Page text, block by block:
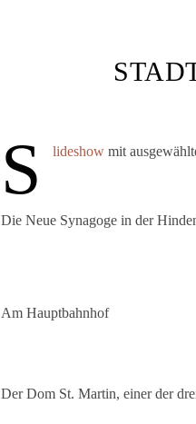
S lideshow mit
Die Neue Synagoge in der
Am Hauptbahnhof
Der Dom St. Martin, einer der